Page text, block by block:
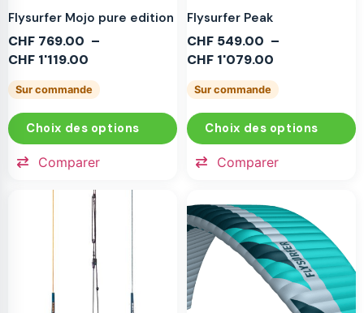
Flysurfer Mojo pure edition
CHF 769.00 –
CHF 1'119.00
Sur commande
Choix des options
Comparer
Flysurfer Peak
CHF 549.00 –
CHF 1'079.00
Sur commande
Choix des options
Comparer